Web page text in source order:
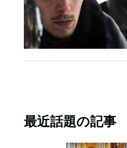
最近話題の記事